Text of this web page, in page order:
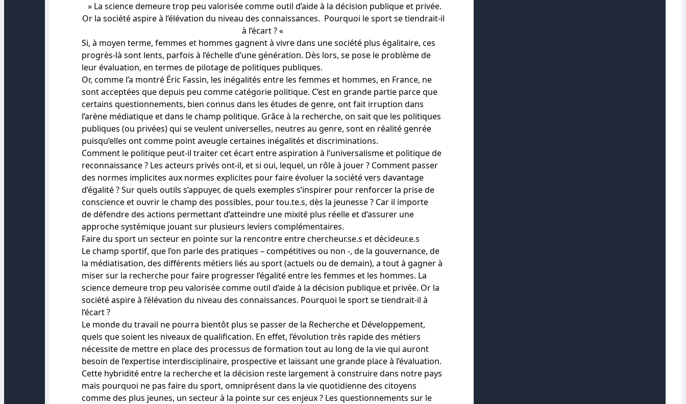
» La science demeure trop peu valorisée comme outil d’aide à la décision publique et privée.
Or la société aspire à l’élévation du niveau des connaissances. Pourquoi le sport se tiendrait-il
à l’écart ? «
Si, à moyen terme, femmes et hommes gagnent à vivre dans une société plus égalitaire, ces
progrès-là sont lents, parfois à l’échelle d’une génération. Dès lors, se pose le problème de
leur évaluation, en termes de pilotage de politiques publiques.
Or, comme l’a montré Éric Fassin, les inégalités entre les femmes et hommes, en France, ne
sont acceptées que depuis peu comme catégorie politique. C’est en grande partie parce que
certains questionnements, bien connus dans les études de genre, ont fait irruption dans
l’arène médiatique et dans le champ politique. Grâce à la recherche, on sait que les politiques
publiques (ou privées) qui se veulent universelles, neutres au genre, sont en réalité genrée
puisqu’elles ont comme point aveugle certaines inégalités et discriminations.
Comment le politique peut-il traiter cet écart entre aspiration à l’universalisme et politique de
reconnaissance ? Les acteurs privés ont-il, et si oui, lequel, un rôle à jouer ? Comment passer
des normes implicites aux normes explicites pour faire évoluer la société vers davantage
d’égalité ? Sur quels outils s’appuyer, de quels exemples s’inspirer pour renforcer la prise de
conscience et ouvrir le champ des possibles, pour tou.te.s, dès la jeunesse ? Car il importe
de défendre des actions permettant d’atteindre une mixité plus réelle et d’assurer une
approche systémique jouant sur plusieurs leviers complémentaires.
Faire du sport un secteur en pointe sur la rencontre entre chercheur.se.s et décideur.e.s
Le champ sportif, que l’on parle des pratiques – compétitives ou non -, de la gouvernance, de
la médiatisation, des différents métiers liés au sport (actuels ou de demain), a tout à gagner à
miser sur la recherche pour faire progresser l’égalité entre les femmes et les hommes. La
science demeure trop peu valorisée comme outil d’aide à la décision publique et privée. Or la
société aspire à l’élévation du niveau des connaissances. Pourquoi le sport se tiendrait-il à
l’écart ?
Le monde du travail ne pourra bientôt plus se passer de la Recherche et Développement,
quels que soient les niveaux de qualification. En effet, l’évolution très rapide des métiers
nécessite de mettre en place des processus de formation tout au long de la vie qui auront
besoin de l’expertise interdisciplinaire, prospective et laissant une grande place à l’évaluation.
Cette hybridité entre la recherche et la décision reste largement à construire dans notre pays
mais pourquoi ne pas faire du sport, omniprésent dans la vie quotidienne des citoyens
comme des plus jeunes, un secteur à la pointe sur ces enjeux ? Les questionnements sur le